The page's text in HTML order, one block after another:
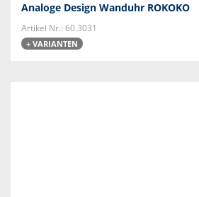
Analoge Design Wanduhr ROKOKO
Artikel Nr.: 60.3031
+ VARIANTEN